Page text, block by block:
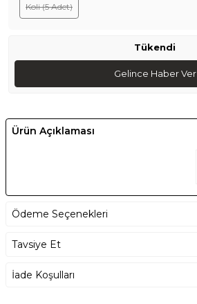
Koli (5 Adet)
Tükendi
Gelince Haber Ver
Ürün Açıklaması
Ödeme Seçenekleri
Tavsiye Et
İade Koşulları